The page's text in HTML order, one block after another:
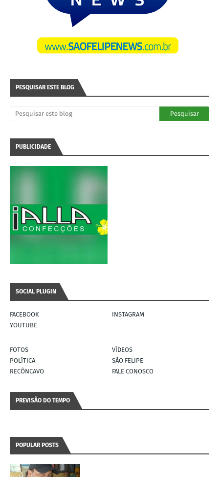
PESQUISAR ESTE BLOG
PUBLICIDADE
SOCIAL PLUGIN
FACEBOOK
INSTAGRAM
YOUTUBE
FOTOS
VÍDEOS
POLÍTICA
SÃO FELIPE
RECÔNCAVO
FALE CONOSCO
PREVISÃO DO TEMPO
POPULAR POSTS